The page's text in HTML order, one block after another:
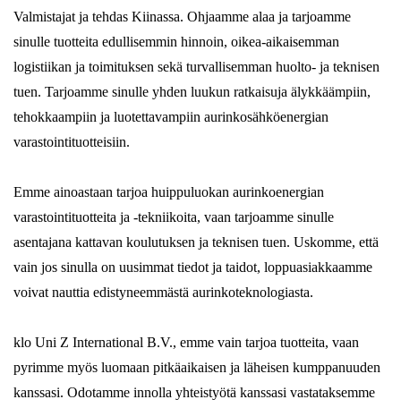
Valmistajat ja tehdas Kiinassa. Ohjaamme alaa ja tarjoamme
sinulle tuotteita edullisemmin hinnoin, oikea-aikaisemman
logistiikan ja toimituksen sekä turvallisemman huolto- ja teknisen
tuen. Tarjoamme sinulle yhden luukun ratkaisuja älykkäämpiin,
tehokkaampiin ja luotettavampiin aurinkosähköenergian
varastointituotteisiin.
Emme ainoastaan ​​tarjoa huippuluokan aurinkoenergian
varastointituotteita ja -tekniikoita, vaan tarjoamme sinulle
asentajana kattavan koulutuksen ja teknisen tuen. Uskomme, että
vain jos sinulla on uusimmat tiedot ja taidot, loppuasiakkaamme
voivat nauttia edistyneemmästä aurinkoteknologiasta.
klo Uni Z International B.V., emme vain tarjoa tuotteita, vaan
pyrimme myös luomaan pitkäaikaisen ja läheisen kumppanuuden
kanssasi. Odotamme innolla yhteistyötä kanssasi vastataksemme